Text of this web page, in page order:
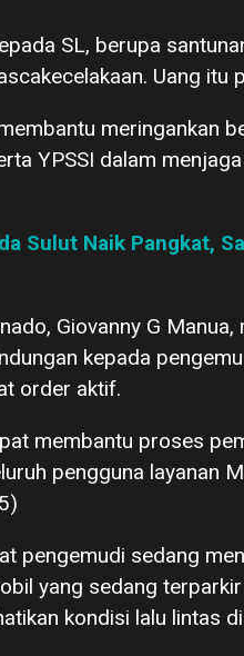
SL, berupa
Uang itu
meringankan
YPSSI dalam
Sulut Naik Pangkat,
Giovanny G Manua,
kepada
order aktif.
membantu proses
pengguna layanan
pengemudi sedang
yang sedang
kondisi lalu lintas